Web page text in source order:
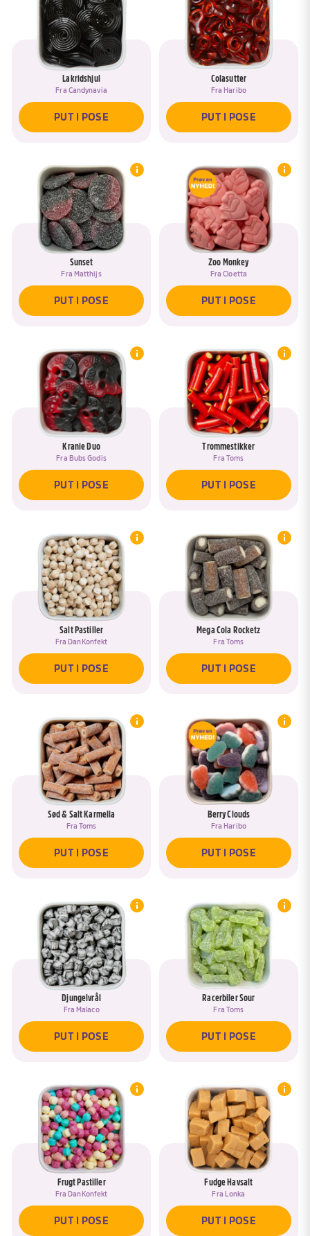
Lakridshjul
Fra Candynavia
PUT I POSE
Colasutter
Fra Haribo
PUT I POSE
Sunset
Fra Matthijs
PUT I POSE
Zoo Monkey
FraCloetta
PUT I POSE
Kranie Duo
Fra Bubs Godis
PUT I POSE
Trommestikker
Fra Toms
PUT I POSE
Salt Pastiller
Fra DanKonfekt
PUT I POSE
Mega Cola Rocketz
Fra Toms
PUT I POSE
Sød & Salt Karmella
Fra Toms
PUT I POSE
Berry Clouds
Fra Haribo
PUT I POSE
Djungelvrål
Fra Malaco
PUT I POSE
Racerbiler Sour
Fra Toms
PUT I POSE
Frugt Pastiller
Fra DanKonfekt
PUT I POSE
Fudge Havsalt
Fra Lonka
PUT I POSE
JA, TILFØJ TIL <SPAN DATA-ASK-
RENAME-TITLE>{{POSE}}</SPAN>
NEJ, NAVNGIV EN NY POSE